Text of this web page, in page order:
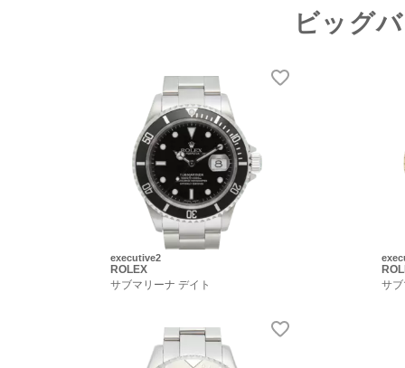
ビッグ
executive2
ROLEX
サブマリーナ デイト
サ